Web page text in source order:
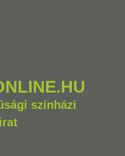
színházi